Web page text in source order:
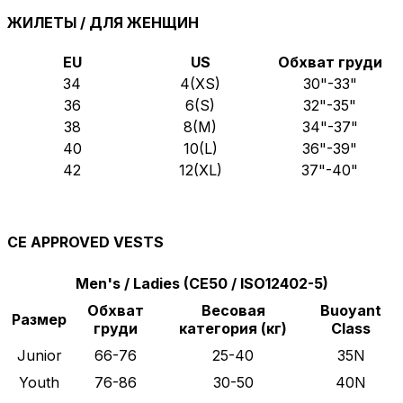
ЖИЛЕТЫ / ДЛЯ ЖЕНЩИН
EU US
Обхват груди
34
4(XS)
30"-33"
36
6(S)
32"-35"
38
8(M)
34"-37"
40
10(L)
36"-39"
42
12(XL) 37"-40"
CE APPROVED VESTS
Men's / Ladies (CE50 / ISO12402-5)
Размер
Обхват
груди
Весовая
категория (кг)
Buoyant
Class
Junior
66-76 25-40
35N
Youth
76-86 30-50
40N